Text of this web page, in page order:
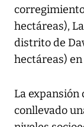
hectáreas),
distrito de
hectáreas)
La expansión
conllevado